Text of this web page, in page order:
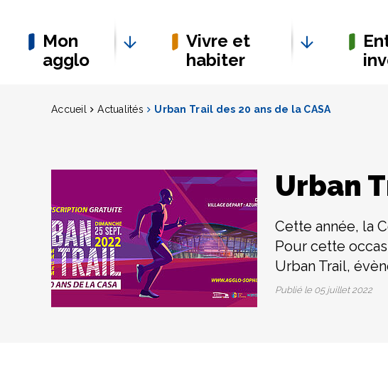
Mon
agglo
Vivre et
habiter
Accueil Actualités Urban Trail des 20 ans de la CASA
Urban
Cette année, la
Pour cette
Urban Trail,
Publié le 05 juillet 2022